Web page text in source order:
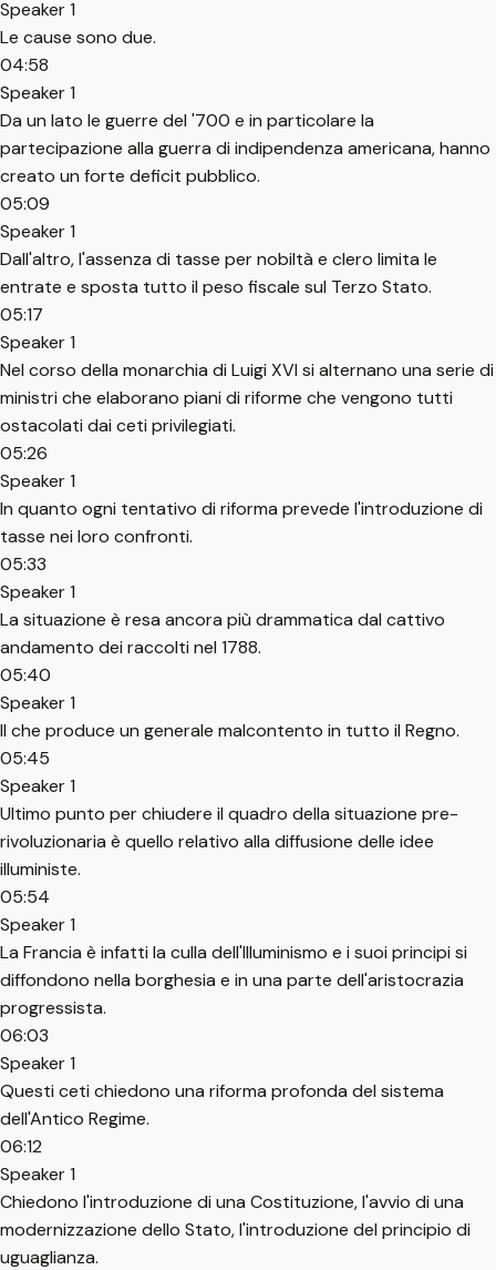
Speaker 1
Le cause sono due.
04:58
Speaker 1
Da un lato le guerre del '700 e in particolare la
partecipazione alla guerra di indipendenza americana, hanno
creato un forte deficit pubblico.
05:09
Speaker 1
Dall'altro, l'assenza di tasse per nobiltà e clero limita le
entrate e sposta tutto il peso fiscale sul Terzo Stato.
05:17
Speaker 1
Nel corso della monarchia di Luigi XVI si alternano una serie di
ministri che elaborano piani di riforme che vengono tutti
ostacolati dai ceti privilegiati.
05:26
Speaker 1
In quanto ogni tentativo di riforma prevede l'introduzione di
tasse nei loro confronti.
05:33
Speaker 1
La situazione è resa ancora più drammatica dal cattivo
andamento dei raccolti nel 1788.
05:40
Speaker 1
Il che produce un generale malcontento in tutto il Regno.
05:45
Speaker 1
Ultimo punto per chiudere il quadro della situazione pre-
rivoluzionaria è quello relativo alla diffusione delle idee
illuministe.
05:54
Speaker 1
La Francia è infatti la culla dell'Illuminismo e i suoi principi si
diffondono nella borghesia e in una parte dell'aristocrazia
progressista.
06:03
Speaker 1
Questi ceti chiedono una riforma profonda del sistema
dell'Antico Regime.
06:12
Speaker 1
Chiedono l'introduzione di una Costituzione, l'avvio di una
modernizzazione dello Stato, l'introduzione del principio di
uguaglianza.